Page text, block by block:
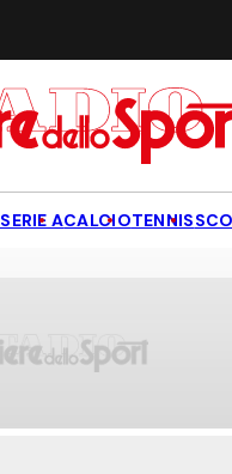
ACALCIOTENNIS